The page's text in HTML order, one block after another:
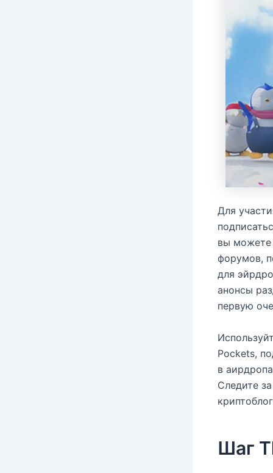
Для
вы можете
форумов,
для
анонсы
первую
Pockets,
в
Следите
Шаг